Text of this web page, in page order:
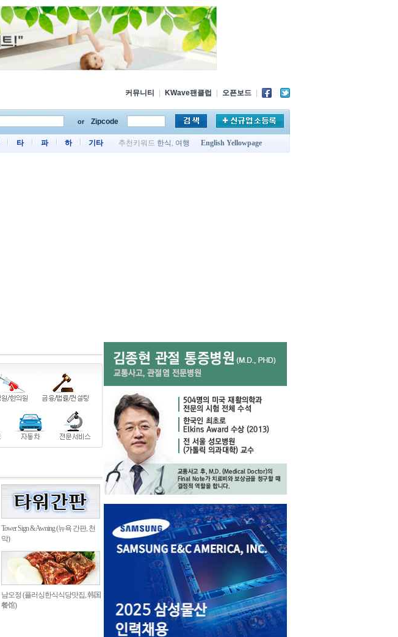
커뮤니티 KWave팬클럽 오픈보드
or Zipcode
타 파 하 기타 추천키워드 한식 , 여행 English Yellowpage
Tower Sign & Awning (뉴욕 간판, 천
막)
남오정 (플러싱한식식당맛집, 韩国
餐馆)